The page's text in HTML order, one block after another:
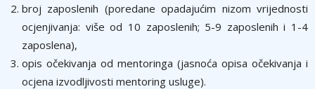
broj zaposlenih (poredane opadajućim nizom vrijednosti
ocjenjivanja: više od 10 zaposlenih; 5-9 zaposlenih i 1-4
zaposlena),
opis očekivanja od mentoringa (jasnoća opisa očekivanja i
ocjena izvodljivosti mentoring usluge).